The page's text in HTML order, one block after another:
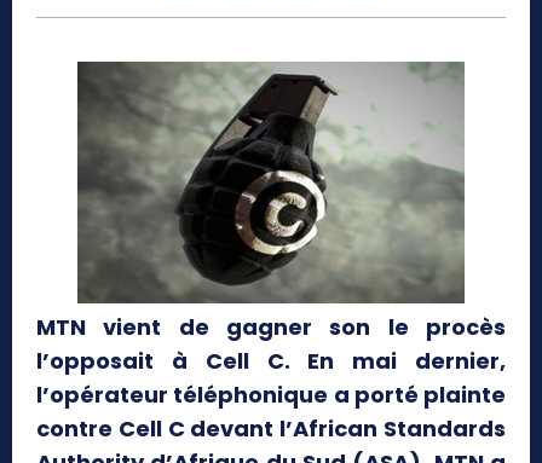
MTN vient de gagner son le procès
l’opposait à Cell C. En mai dernier,
l’opérateur téléphonique a porté plainte
contre Cell C devant l’African Standards